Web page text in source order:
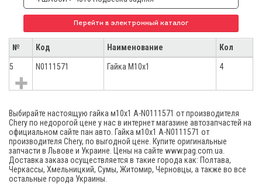
Перейти в электронный каталог
№ Код Наименование Кол
5 N0111571 Гайка М10х1 4
Выбирайте настоящую гайка м10х1 A-N0111571 от производителя
Chery по недорогой цене у нас в интернет магазине автозапчастей на
официальном сайте пан авто. Гайка м10х1 A-N0111571 от
производителя Chery, по выгодной цене. Купите оригинальные
запчасти в Львове и Украине. Цены на сайте www.pag.com.ua.
Доставка заказа осуществляется в такие города как: Полтава,
Черкассы, Хмельницкий, Сумы, Житомир, Черновцы, а также во все
остальные города Украины.